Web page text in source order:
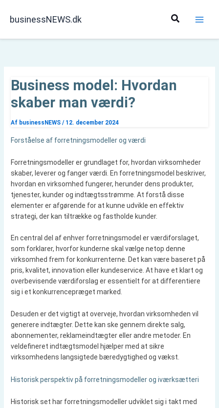
businessNEWS.dk Søg
Business model: Hvordan
skaber man værdi?
Af businessNEWS / 12. december 2024
Forståelse af forretningsmodeller og værdi
Forretningsmodeller er grundlaget for, hvordan virksomheder
skaber, leverer og fanger værdi. En forretningsmodel beskriver,
hvordan en virksomhed fungerer, herunder dens produkter,
tjenester, kunder og indtægtsstrømme. At forstå disse
elementer er afgørende for at kunne udvikle en effektiv
strategi, der kan tiltrække og fastholde kunder.
En central del af enhver forretningsmodel er værdiforslaget,
som forklarer, hvorfor kunderne skal vælge netop denne
virksomhed frem for konkurrenterne. Det kan være baseret på
pris, kvalitet, innovation eller kundeservice. At have et klart og
overbevisende værdiforslag er essentielt for at differentiere
sig i et konkurrencepræget marked.
Desuden er det vigtigt at overveje, hvordan virksomheden vil
generere indtægter. Dette kan ske gennem direkte salg,
abonnementer, reklameindtægter eller andre metoder. En
veldefineret indtægtsmodel hjælper med at sikre
virksomhedens langsigtede bæredygtighed og vækst.
Historisk perspektiv på forretningsmodeller og iværksætteri
Historisk set har forretningsmodeller udviklet sig i takt med